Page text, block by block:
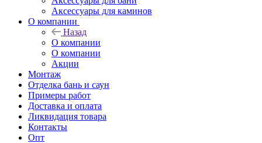
Аксессуары для каминов
О компании
Назад
О компании
О компании
Акции
Монтаж
Отделка бань и саун
Примеры работ
Доставка и оплата
Ликвидация товара
Контакты
Опт